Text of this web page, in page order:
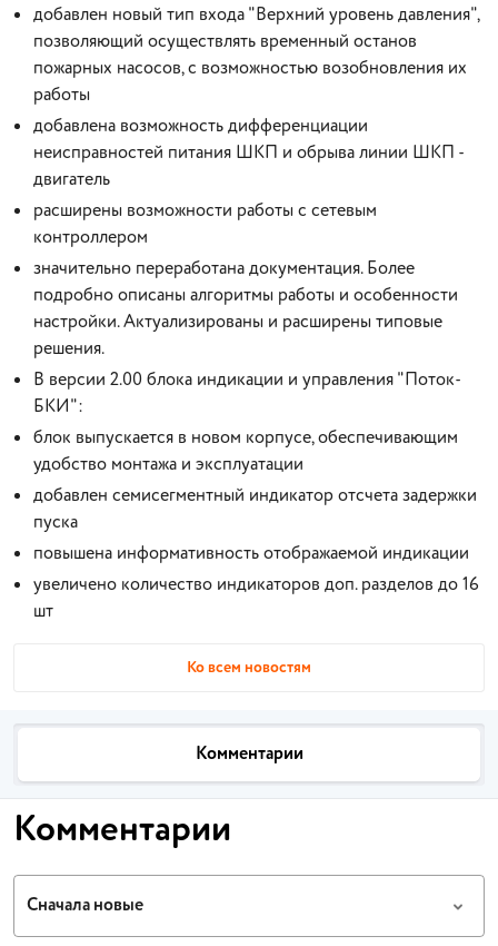
добавлен новый тип входа "Верхний уровень давления",
позволяющий осуществлять временный останов
пожарных насосов, с возможностью возобновления их
работы
добавлена возможность дифференциации
неисправностей питания ШКП и обрыва линии ШКП -
двигатель
расширены возможности работы с сетевым
контроллером
значительно переработана документация. Более
подробно описаны алгоритмы работы и особенности
настройки. Актуализированы и расширены типовые
решения.
В версии 2.00 блока индикации и управления "Поток-
БКИ":
блок выпускается в новом корпусе, обеспечивающим
удобство монтажа и эксплуатации
добавлен семисегментный индикатор отсчета задержки
пуска
повышена информативность отображаемой индикации
увеличено количество индикаторов доп. разделов до 16
шт
Ко всем новостям
Комментарии
Комментарии
Сначала новые